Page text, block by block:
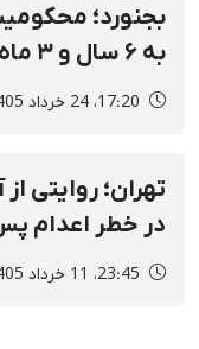
بجنورد؛
به ۶ سال و ۳ ماه حبس و ۷۴ ضربه شلاق
17:20، 24 خرداد 1405
تهران؛ روایتی
23:45، 11 خرداد 1405